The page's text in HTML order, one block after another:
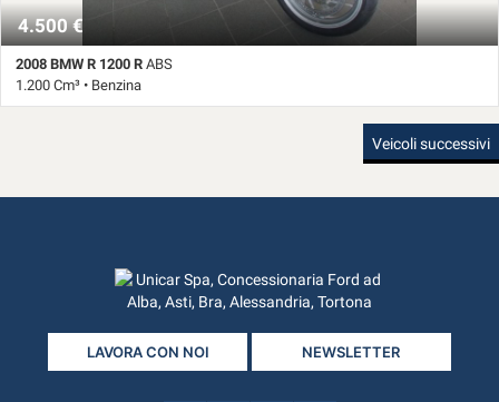
4.500 €
2008 BMW R 1200 R ABS
1.200 Cm³ • Benzina
Veicoli successivi
LAVORA CON NOI NEWSLETTER